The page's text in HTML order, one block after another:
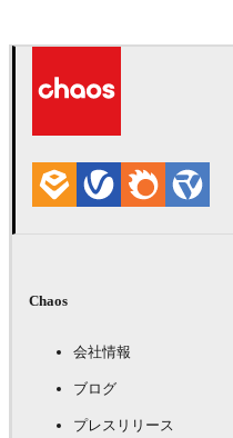
Chaos
会社情報
ブログ
プレスリリース